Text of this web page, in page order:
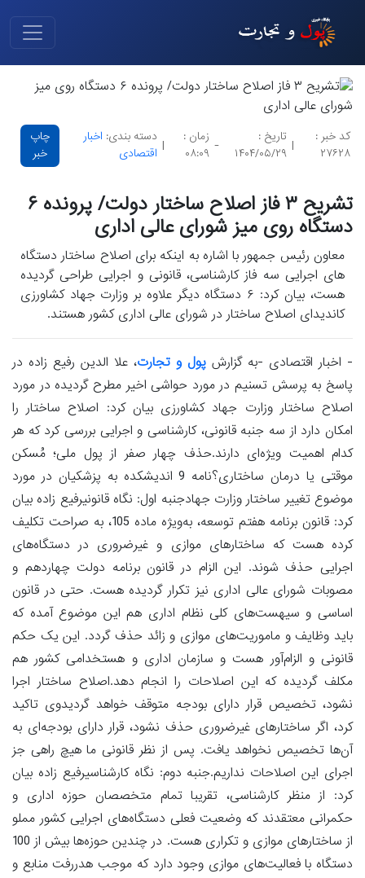
کد خبر :
۲۷۶۲۸
|
تاریخ :
۱۴۰۴/۰۵/۲۹
-
زمان :
۰۸:۰۹
|
دسته بندی: اخبار
اقتصادی
چاپ
خبر
تشریح ۳ فاز اصلاح ساختار دولت/ پرونده ۶
دستگاه روی میز شورای عالی اداری
معاون رئیس جمهور با اشاره به اینکه برای اصلاح ساختار دستگاه
های اجرایی سه فاز کارشناسی، قانونی و اجرایی طراحی گردیده
هست، بیان کرد: ۶ دستگاه دیگر علاوه بر وزارت جهاد کشاورزی
کاندیدای اصلاح ساختار در شورای عالی اداری کشور هستند.
- اخبار اقتصادی -به گزارش پول و تجارت، علا الدین رفیع زاده در
پاسخ به پرسش تسنیم در مورد حواشی اخیر مطرح گردیده در مورد
اصلاح ساختار وزارت جهاد کشاورزی بیان کرد: اصلاح ساختار را
امکان دارد از سه جنبه قانونی، کارشناسی و اجرایی بررسی کرد که هر
کدام اهمیت ویژه‌ای دارند.حذف چهار صفر از پول ملی؛ مُسکن
موقتی یا درمان ساختاری؟نامه 9 اندیشکده به پزشکیان در مورد
موضوع تغییر ساختار وزارت جهادجنبه اول: نگاه قانونیرفیع زاده بیان
کرد: قانون برنامه هفتم توسعه، به‌ویژه ماده 105، به صراحت تکلیف
کرده هست که ساختارهای موازی و غیرضروری در دستگاه‌های
اجرایی حذف شوند. این الزام در قانون برنامه دولت چهاردهم و
مصوبات شورای عالی اداری نیز تکرار گردیده هست. حتی در قانون
اساسی و سیهست‌های کلی نظام اداری هم این موضوع آمده که
باید وظایف و ماموریت‌های موازی و زائد حذف گردد. این یک حکم
قانونی و الزام‌آور هست و سازمان اداری و هستخدامی کشور هم
مکلف گردیده که این اصلاحات را انجام دهد.اصلاح ساختار اجرا
نشود، تخصیص قرار دارای بودجه متوقف خواهد گردیدوی تاکید
کرد، اگر ساختارهای غیرضروری حذف نشود، قرار دارای بودجه‌ای به
آن‌ها تخصیص نخواهد یافت. پس از نظر قانونی ما هیچ راهی جز
اجرای این اصلاحات نداریم.جنبه دوم: نگاه کارشناسیرفیع زاده بیان
کرد: از منظر کارشناسی، تقریبا تمام متخصصان حوزه اداری و
حکمرانی معتقدند که وضعیت فعلی دستگاه‌های اجرایی کشور مملو
از ساختارهای موازی و تکراری هست. در چندین حوزه‌ها بیش از 100
دستگاه با فعالیت‌های موازی وجود دارد که موجب هدررفت منابع و